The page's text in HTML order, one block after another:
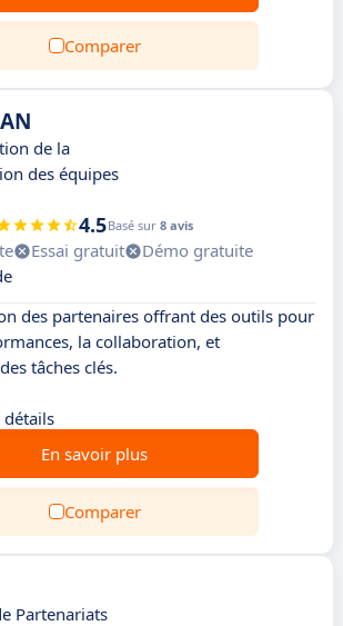
Comparer
de la
des équipes
4.5Basé sur 8 avis
Essai gratuit
Démo gratuite
des partenaires offrant des outils pour
la collaboration, et
tâches clés.
En savoir plus
Comparer
Partenariats